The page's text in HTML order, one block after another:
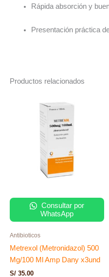
Rápida absorción y
Presentación práctica
Productos relacionados
Consultar por
WhatsApp
Antibioticos
Metrexol (Metronidazol) 500
Mg/100 Ml Amp Dany x3und
S/ 35.00